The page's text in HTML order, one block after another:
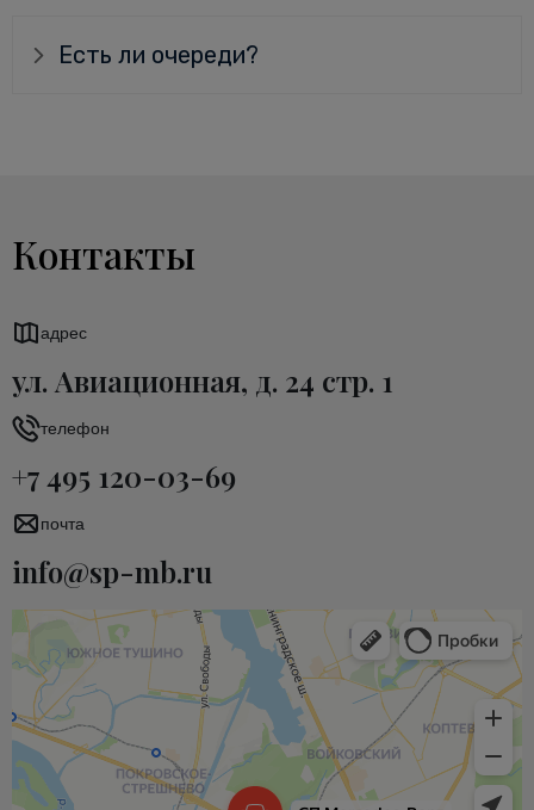
Есть ли очереди?
Контакты
адрес
ул. Авиационная, д. 24 стр. 1
телефон
+7 495 120-03-69
почта
info@sp-mb.ru